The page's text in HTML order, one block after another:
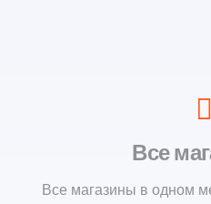
Все
Все магазины в одном